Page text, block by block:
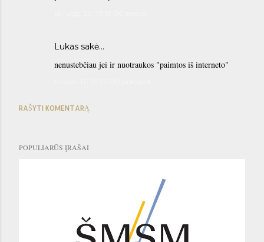
Lukas sakė…
nenustebčiau jei ir nuotraukos "paimtos iš interneto"
RAŠYTI KOMENTARĄ
POPULIARŪS ĮRAŠAI